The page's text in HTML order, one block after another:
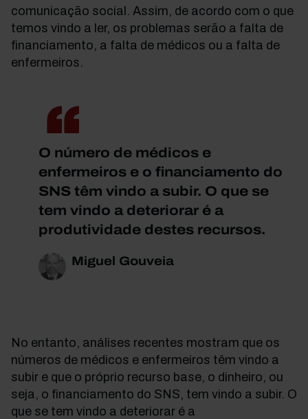
comunicação social. Assim, de acordo com o que
temos vindo a ler, os problemas serão a falta de
financiamento, a falta de médicos ou a falta de
enfermeiros.
O número de médicos e
enfermeiros e o financiamento do
SNS têm vindo a subir. O que se
tem vindo a deteriorar é a
produtividade destes recursos.
Miguel Gouveia
No entanto, análises recentes mostram que os
números de médicos e enfermeiros têm vindo a
subir e que o próprio recurso base, o dinheiro, ou
seja, o financiamento do SNS, tem vindo a subir. O
que se tem vindo a deteriorar é a